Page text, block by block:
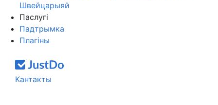
Швейцарыяй
Паслугі
Падтрымка
Плагіны
Кантакты